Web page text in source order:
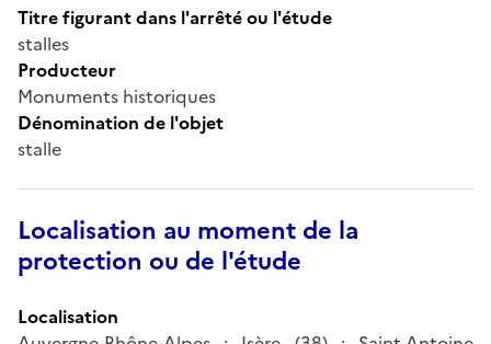
Titre figurant dans l'arrêté ou l'étude
stalles
Producteur
Monuments historiques
Dénomination de l'objet
stalle
Localisation au moment de la
protection ou de l'étude
Localisation